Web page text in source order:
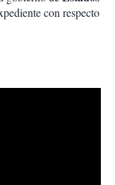
con respecto